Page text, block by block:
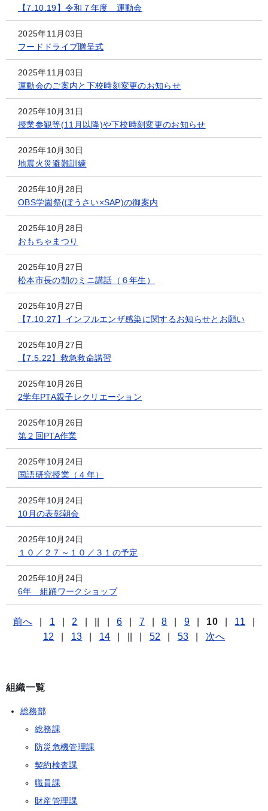
【7.10.19】令和７年度 運動会
2025年11月03日
フードドライブ贈呈式
2025年11月03日
運動会のご案内と下校時刻変更のお知らせ
2025年10月31日
授業参観等(11月以降)や下校時刻変更のお知らせ
2025年10月30日
地震火災避難訓練
2025年10月28日
OBS学園祭(ぼうさい×SAP)の御案内
2025年10月28日
おもちゃまつり
2025年10月27日
松本市長の朝のミニ講話（６年生）
2025年10月27日
【7.10.27】インフルエンザ感染に関するお知らせとお願い
2025年10月27日
【7.5.22】救急救命講習
2025年10月26日
2学年PTA親子レクリエーション
2025年10月26日
第２回PTA作業
2025年10月24日
国語研究授業（４年）
2025年10月24日
10月の表彰朝会
2025年10月24日
１０／２７～１０／３１の予定
2025年10月24日
6年 組踊ワークショップ
前へ 1 2 6 7 8 9 10 11
12
13 14 52 53 次へ
組織一覧
総務部
総務課
防災危機管理課
契約検査課
職員課
財産管理課